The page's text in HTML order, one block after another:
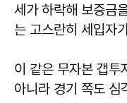
세가 하락해 보증금
는 고스란히 세입자
이 같은 무자본 갭투
아니라 경기 쪽도 심